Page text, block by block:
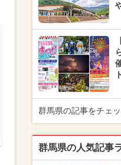
群馬県の記事をチェ
群馬県の人気記事